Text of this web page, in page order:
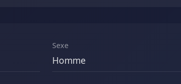
Sexe
Homme